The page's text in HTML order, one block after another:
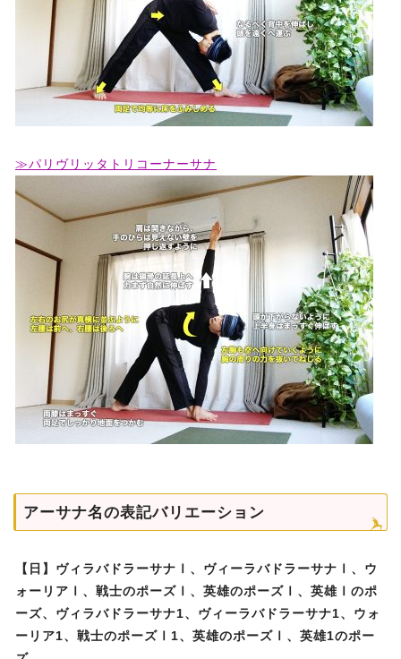
≫パリヴリッタトリコーナーサナ
アーサナ名の表記バリエーション
【日】ヴィラバドラーサナⅠ、ヴィーラバドラーサナⅠ、ウ
ォーリアⅠ、戦士のポーズⅠ、英雄のポーズⅠ、英雄Ⅰのポ
ーズ、ヴィラバドラーサナ1、ヴィーラバドラーサナ1、ウォ
ーリア1、戦士のポーズⅠ1、英雄のポーズⅠ、英雄1のポー